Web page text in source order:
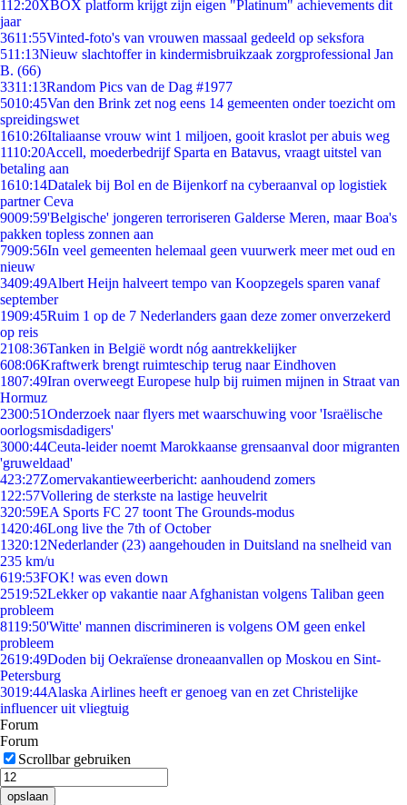
112:20XBOX platform krijgt zijn eigen "Platinum" achievements dit
jaar
3611:55Vinted-foto's van vrouwen massaal gedeeld op seksfora
511:13Nieuw slachtoffer in kindermisbruikzaak zorgprofessional Jan
B. (66)
3311:13Random Pics van de Dag #1977
5010:45Van den Brink zet nog eens 14 gemeenten onder toezicht om
spreidingswet
1610:26Italiaanse vrouw wint 1 miljoen, gooit kraslot per abuis weg
1110:20Accell, moederbedrijf Sparta en Batavus, vraagt uitstel van
betaling aan
1610:14Datalek bij Bol en de Bijenkorf na cyberaanval op logistiek
partner Ceva
9009:59'Belgische' jongeren terroriseren Galderse Meren, maar Boa's
pakken topless zonnen aan
7909:56In veel gemeenten helemaal geen vuurwerk meer met oud en
nieuw
3409:49Albert Heijn halveert tempo van Koopzegels sparen vanaf
september
1909:45Ruim 1 op de 7 Nederlanders gaan deze zomer onverzekerd
op reis
2108:36Tanken in België wordt nóg aantrekkelijker
608:06Kraftwerk brengt ruimteschip terug naar Eindhoven
1807:49Iran overweegt Europese hulp bij ruimen mijnen in Straat van
Hormuz
2300:51Onderzoek naar flyers met waarschuwing voor 'Israëlische
oorlogsmisdadigers'
3000:44Ceuta-leider noemt Marokkaanse grensaanval door migranten
'gruweldaad'
423:27Zomervakantieweerbericht: aanhoudend zomers
1 22:57Vollering de sterkste na lastige heuvelrit
320:59EA Sports FC 27 toont The Grounds-modus
1420:46Long live the 7th of October
1320:12Nederlander (23) aangehouden in Duitsland na snelheid van
235 km/u
619:53FOK! was even down
2519:52Lekker op vakantie naar Afghanistan volgens Taliban geen
probleem
8119:50'Witte' mannen discrimineren is volgens OM geen enkel
probleem
2619:49Doden bij Oekraïense droneaanvallen op Moskou en Sint-
Petersburg
3019:44Alaska Airlines heeft er genoeg van en zet Christelijke
influencer uit vliegtuig
Forum
Forum
Scrollbar gebruiken
opslaan